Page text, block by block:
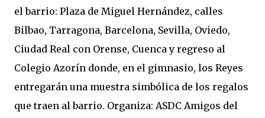
el barrio: Plaza de Miguel Hernández, calles
Bilbao, Tarragona, Barcelona, Sevilla, Oviedo,
Ciudad Real con Orense, Cuenca y regreso al
Colegio Azorín donde, en el gimnasio, los Reyes
entregarán una muestra simbólica de los regalos
que traen al barrio. Organiza: ASDC Amigos del